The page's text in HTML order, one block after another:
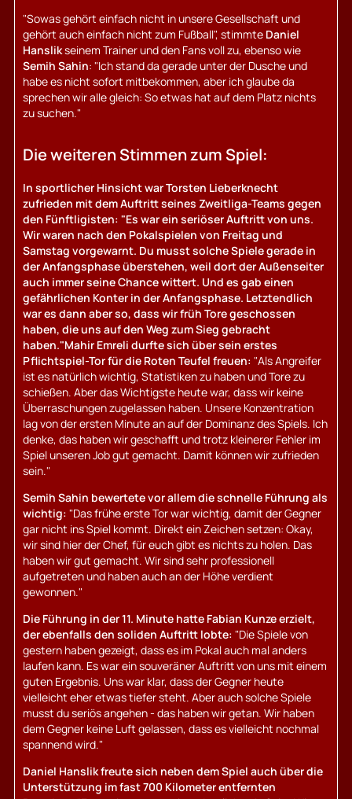
"Sowas gehört einfach nicht in unsere Gesellschaft und
gehört auch einfach nicht zum Fußball", stimmte Daniel
Hanslikseinem Trainer und den Fans voll zu, ebenso wie
Semih Sahin: "Ich stand da gerade unter der Dusche und
habe es nicht sofort mitbekommen, aber ich glaube da
sprechen wir alle gleich: So etwas hat auf dem Platz nichts
zu suchen."
Die weiteren Stimmen zum Spiel:
In sportlicher Hinsicht war Torsten Lieberknecht
zufrieden mit dem Auftritt seines Zweitliga-Teams gegen
den Fünftligisten: "Es war ein seriöser Auftritt von uns.
Wir waren nach den Pokalspielen von Freitag und
Samstag vorgewarnt. Du musst solche Spiele gerade in
der Anfangsphase überstehen, weil dort der Außenseiter
auch immer seine Chance wittert. Und es gab einen
gefährlichen Konter in der Anfangsphase. Letztendlich
war es dann aber so, dass wir früh Tore geschossen
haben, die uns auf den Weg zum Sieg gebracht
haben."Mahir Emreli durfte sich über sein erstes
Pflichtspiel-Tor für die Roten Teufel freuen: "Als Angreifer
ist es natürlich wichtig, Statistiken zu haben und Tore zu
schießen. Aber das Wichtigste heute war, dass wir keine
Überraschungen zugelassen haben. Unsere Konzentration
lag von der ersten Minute an auf der Dominanz des Spiels. Ich
denke, das haben wir geschafft und trotz kleinerer Fehler im
Spiel unseren Job gut gemacht. Damit können wir zufrieden
sein."
Semih Sahin bewertete vor allem die schnelle Führung als
wichtig: "Das frühe erste Tor war wichtig, damit der Gegner
gar nicht ins Spiel kommt. Direkt ein Zeichen setzen: Okay,
wir sind hier der Chef, für euch gibt es nichts zu holen. Das
haben wir gut gemacht. Wir sind sehr professionell
aufgetreten und haben auch an der Höhe verdient
gewonnen."
Die Führung in der 11. Minute hatte Fabian Kunze erzielt,
der ebenfalls den soliden Auftritt lobte: "Die Spiele von
gestern haben gezeigt, dass es im Pokal auch mal anders
laufen kann. Es war ein souveräner Auftritt von uns mit einem
guten Ergebnis. Uns war klar, dass der Gegner heute
vielleicht eher etwas tiefer steht. Aber auch solche Spiele
musst du seriös angehen - das haben wir getan. Wir haben
dem Gegner keine Luft gelassen, dass es vielleicht nochmal
spannend wird."
Daniel Hanslik freute sich neben dem Spiel auch über die
Unterstützung im fast 700 Kilometer entfernten